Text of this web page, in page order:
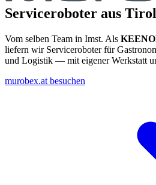
Serviceroboter aus
Vom selben Team in Imst. Als
liefern wir Serviceroboter für
und Logistik — mit eigener Werkstatt
murobex.at besuchen